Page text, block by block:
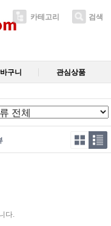
카테고리 검색
구니 관심상품
다.